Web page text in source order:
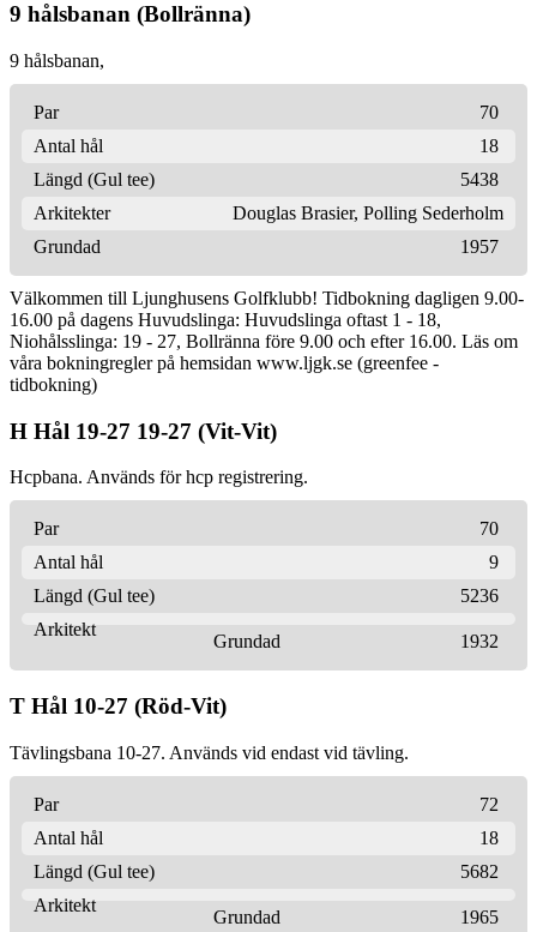
9 hålsbanan (Bollränna)
9 hålsbanan,
Par
70
Antal hål
18
Längd (Gul tee)
5438
Arkitekter
Douglas Brasier, Polling Sederholm
Grundad
1957
Välkommen till Ljunghusens Golfklubb! Tidbokning dagligen 9.00-
16.00 på dagens Huvudslinga: Huvudslinga oftast 1 - 18,
Niohålsslinga: 19 - 27, Bollränna före 9.00 och efter 16.00. Läs om
våra bokningregler på hemsidan www.ljgk.se (greenfee -
tidbokning)
H Hål 19-27 19-27 (Vit-Vit)
Hcpbana. Används för hcp registrering.
Par
70
Antal hål
9
Längd (Gul tee)
5236
Arkitekt
Grundad 1932
T Hål 10-27 (Röd-Vit)
Tävlingsbana 10-27. Används vid endast vid tävling.
Par
72
Antal hål
18
Längd (Gul tee)
5682
Arkitekt
Grundad 1965